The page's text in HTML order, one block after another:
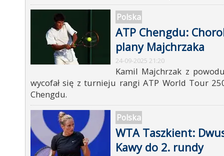
Polska
ATP Chengdu:
plany Majchrzaka
24-09-2025 21:20
Kamil Majchrzak z
wycofał się z turnieju rangi ATP World Tour
Chengdu.
Polska
WTA Taszkient:
Kawy do 2. rundy